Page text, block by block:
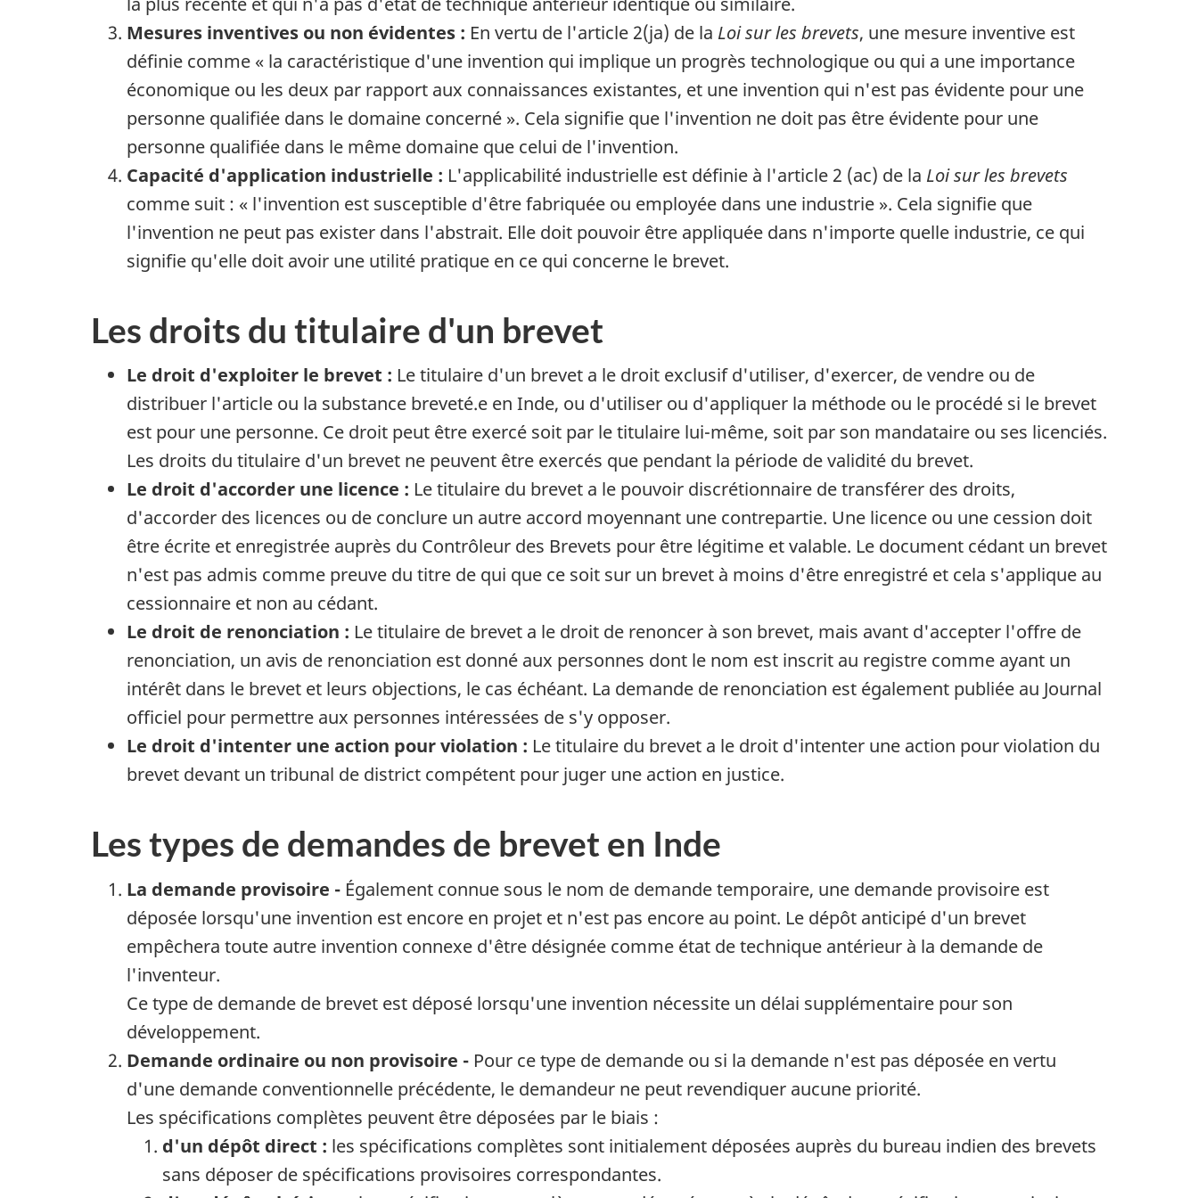
Mesures inventives ou non évidentes : En vertu de l'article 2(ja) de la Loi sur les brevets, une mesure inventive est
définie comme « la caractéristique d'une invention qui implique un progrès technologique ou qui a une importance
économique ou les deux par rapport aux connaissances existantes, et une invention qui n'est pas évidente pour une
personne qualifiée dans le domaine concerné ». Cela signifie que l'invention ne doit pas être évidente pour une
personne qualifiée dans le même domaine que celui de l'invention.
Capacité d'application industrielle : L'applicabilité industrielle est définie à l'article 2 (ac) de la Loi sur les brevets
comme suit : « l'invention est susceptible d'être fabriquée ou employée dans une industrie ». Cela signifie que
l'invention ne peut pas exister dans l'abstrait. Elle doit pouvoir être appliquée dans n'importe quelle industrie, ce qui
signifie qu'elle doit avoir une utilité pratique en ce qui concerne le brevet.
Les droits du titulaire d'un brevet
Le droit d'exploiter le brevet : Le titulaire d'un brevet a le droit exclusif d'utiliser, d'exercer, de vendre ou de
distribuer l'article ou la substance breveté.e en Inde, ou d'utiliser ou d'appliquer la méthode ou le procédé si le brevet
est pour une personne. Ce droit peut être exercé soit par le titulaire lui-même, soit par son mandataire ou ses licenciés.
Les droits du titulaire d'un brevet ne peuvent être exercés que pendant la période de validité du brevet.
Le droit d'accorder une licence : Le titulaire du brevet a le pouvoir discrétionnaire de transférer des droits,
d'accorder des licences ou de conclure un autre accord moyennant une contrepartie. Une licence ou une cession doit
être écrite et enregistrée auprès du Contrôleur des Brevets pour être légitime et valable. Le document cédant un brevet
n'est pas admis comme preuve du titre de qui que ce soit sur un brevet à moins d'être enregistré et cela s'applique au
cessionnaire et non au cédant.
Le droit de renonciation : Le titulaire de brevet a le droit de renoncer à son brevet, mais avant d'accepter l'offre de
renonciation, un avis de renonciation est donné aux personnes dont le nom est inscrit au registre comme ayant un
intérêt dans le brevet et leurs objections, le cas échéant. La demande de renonciation est également publiée au Journal
officiel pour permettre aux personnes intéressées de s'y opposer.
Le droit d'intenter une action pour violation : Le titulaire du brevet a le droit d'intenter une action pour violation du
brevet devant un tribunal de district compétent pour juger une action en justice.
Les types de demandes de brevet en Inde
La demande provisoire - Également connue sous le nom de demande temporaire, une demande provisoire est
déposée lorsqu'une invention est encore en projet et n'est pas encore au point. Le dépôt anticipé d'un brevet
empêchera toute autre invention connexe d'être désignée comme état de technique antérieur à la demande de
l'inventeur.
Ce type de demande de brevet est déposé lorsqu'une invention nécessite un délai supplémentaire pour son
développement.
Demande ordinaire ou non provisoire - Pour ce type de demande ou si la demande n'est pas déposée en vertu
d'une demande conventionnelle précédente, le demandeur ne peut revendiquer aucune priorité.
Les spécifications complètes peuvent être déposées par le biais :
d'un dépôt direct : les spécifications complètes sont initialement déposées auprès du bureau indien des brevets
sans déposer de spécifications provisoires correspondantes.